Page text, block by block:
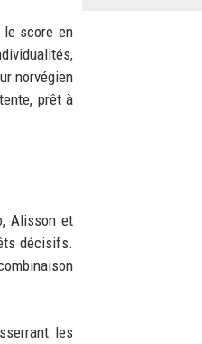
le score en
norvégien
prêt à
Alisson et
décisifs.
les